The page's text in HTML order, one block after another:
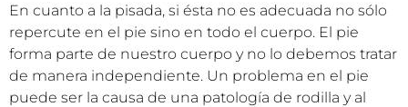
En cuanto a la pisada, si ésta no es adecuada no sólo
repercute en el pie sino en todo el cuerpo. El pie
forma parte de nuestro cuerpo y no lo debemos tratar
de manera independiente. Un problema en el pie
puede ser la causa de una patología de rodilla y al